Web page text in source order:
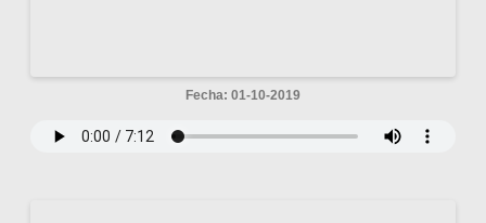
Fecha: 01-10-2019